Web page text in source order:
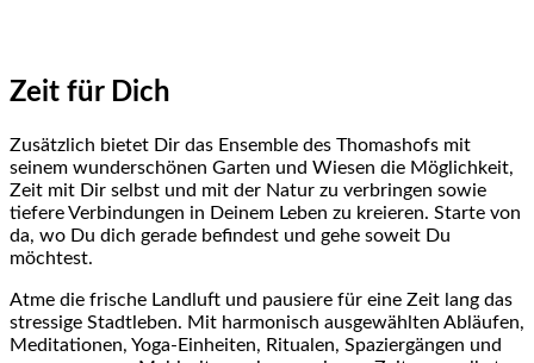
Zeit für Dich
Zusätzlich bietet Dir das Ensemble des Thomashofs mit
seinem wunderschönen Garten und Wiesen die Möglichkeit,
Zeit mit Dir selbst und mit der Natur zu verbringen sowie
tiefere Verbindungen in Deinem Leben zu kreieren. Starte von
da, wo Du dich gerade befindest und gehe soweit Du
möchtest.
Atme die frische Landluft und pausiere für eine Zeit lang das
stressige Stadtleben. Mit harmonisch ausgewählten Abläufen,
Meditationen, Yoga-Einheiten, Ritualen, Spaziergängen und